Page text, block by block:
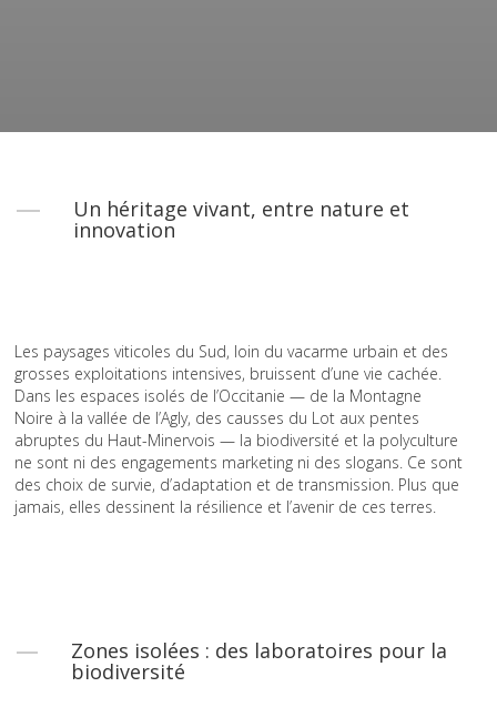
Un héritage vivant, entre nature et
innovation
Les paysages viticoles du Sud, loin du vacarme urbain et des
grosses exploitations intensives, bruissent d’une vie cachée.
Dans les espaces isolés de l’Occitanie — de la Montagne
Noire à la vallée de l’Agly, des causses du Lot aux pentes
abruptes du Haut-Minervois — la biodiversité et la polyculture
ne sont ni des engagements marketing ni des slogans. Ce sont
des choix de survie, d’adaptation et de transmission. Plus que
jamais, elles dessinent la résilience et l’avenir de ces terres.
Zones isolées : des laboratoires pour la
biodiversité